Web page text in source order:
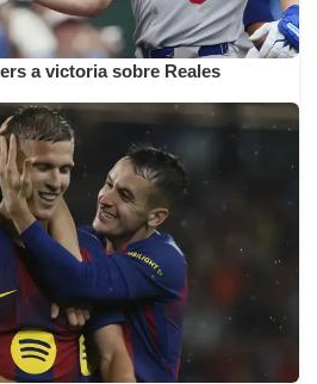
a victoria sobre Reales